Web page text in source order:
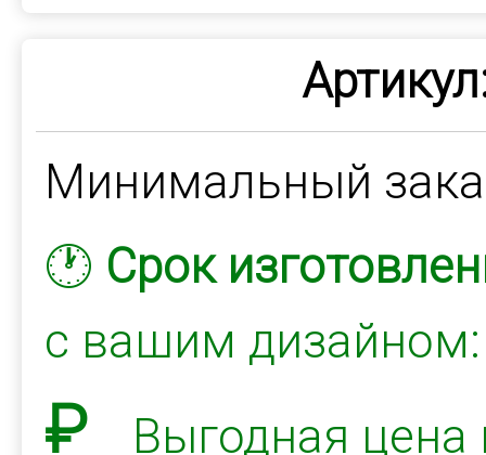
Минимальный
🕐 Срок
с вашим
₽ Выгодная